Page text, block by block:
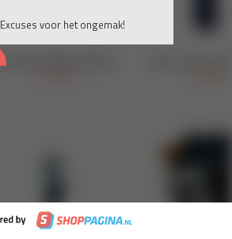
Excuses voor het ongemak!